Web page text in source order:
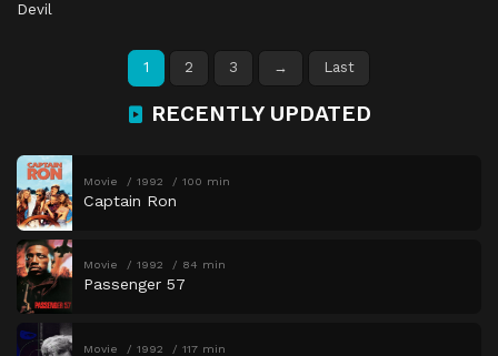
Devil
1 2 3 → Last
RECENTLY UPDATED
Movie 1992 100 min
Captain Ron
Movie 1992 84 min
Passenger 57
Movie 1992 117 min